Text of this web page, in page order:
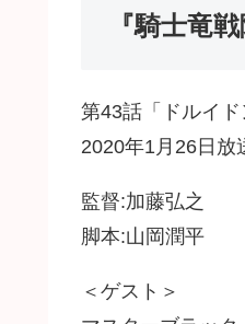
『騎士竜
第43話「ドルイド
2020年1月26日放
監督:加藤弘之
脚本:山岡潤平
＜ゲスト＞